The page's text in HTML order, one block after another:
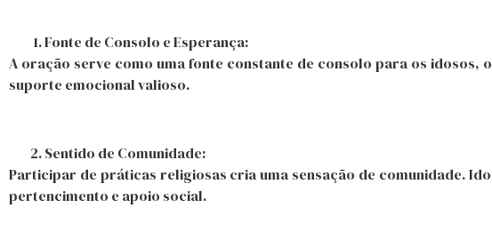
Fonte de Consolo e Esperança:
A oração serve como uma fonte constante de consolo para os idosos,
suporte emocional valioso.
Sentido de Comunidade:
Participar de práticas religiosas cria uma sensação de comunidade.
pertencimento e apoio social.